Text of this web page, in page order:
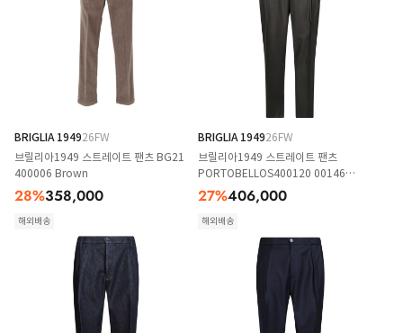
BRIGLIA 194926FW
브릴리아1949 스트레이트 팬츠 BG21
400006 Brown
28%358,000
해외배송
BRIGLIA 194926FW
브릴리아1949 스트레이트 팬츠
PORTOBELLOS400120 00146
MARRONE
27%406,000
해외배송